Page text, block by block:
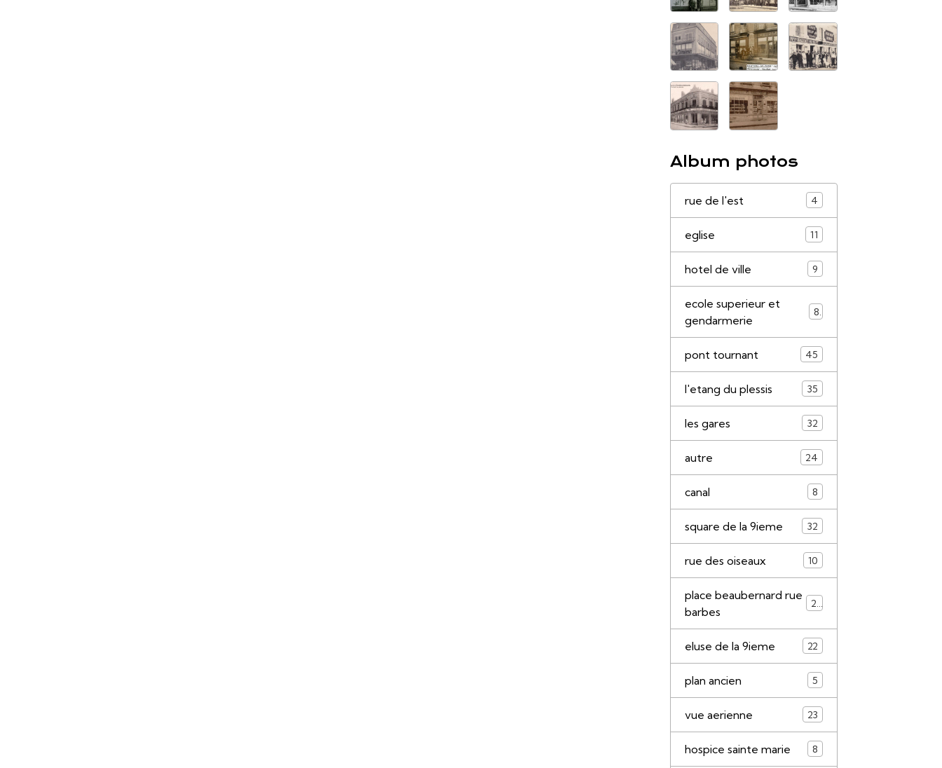
Album photos
rue de l'est 4
eglise 11
hotel de ville 9
ecole superieur et
gendarmerie
8
pont tournant 45
l'etang du plessis 35
les gares 32
autre 24
canal 8
square de la 9ieme 32
rue des oiseaux 10
place beaubernard rue
barbes
21
eluse de la 9ieme 22
plan ancien 5
vue aerienne 23
hospice sainte marie 8